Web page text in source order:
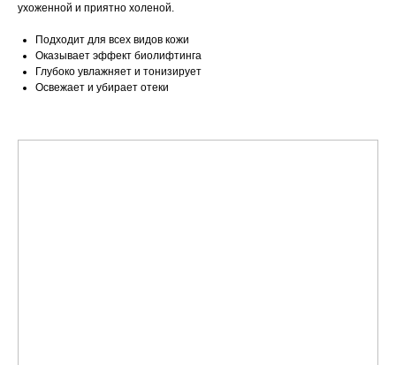
ухоженной и приятно холеной.
Подходит для всех видов кожи
Оказывает эффект биолифтинга
Глубоко увлажняет и тонизирует
Освежает и убирает отеки